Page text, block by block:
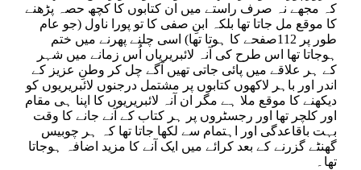
کہ مجھے نہ صرف راستے میں ان کتابوں کا کچھ حصہ پڑھنے
کا موقع مل جاتا تھا بلکہ ابنِ صفی کا تو پورا ناول (جو عام
طور پر 112صفحے کا ہوتا تھا) اسی چلنے پھرنے میں ختم
ہوجاتا تھا اس طرح کی آنہ لائبریریاں اُس زمانے میں شہر
کے ہر علاقے میں پائی جاتی تھیں آگے چل کر وطنِ عزیز کے
اندر اور باہر لاکھوں کتابوں پر مشتمل درجنوں لائبریریوں کو
دیکھنے کا موقع ملا ہے مگر ان آنہ لائبریریوں کا اپنا ہی مقام
اور کلچر تھا اور رجسٹروں پر ہر کتاب کے آنے جانے کا وقت
بہت باقاعدگی اور اہتمام سے لکھا جاتا تھا کہ ہر چوبیس
گھنٹے گزرنے کے بعد کرائے میں ایک آنے کا مزید اضافہ ہوجاتا
تھا۔